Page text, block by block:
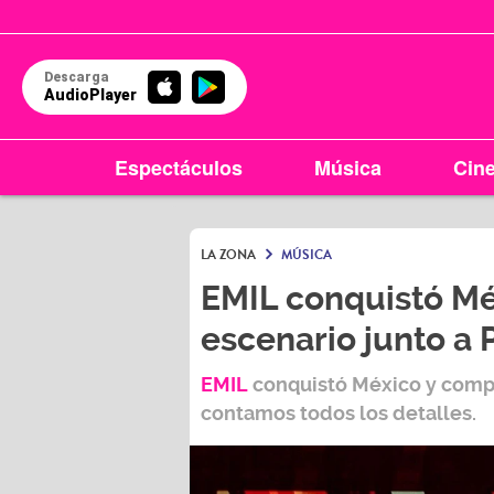
Descarga
AudioPlayer
Espectáculos Música
LA ZONA MÚSICA
EMIL conquistó
escenario junto a
EMILconquistó México y
contamos todos los detalles.